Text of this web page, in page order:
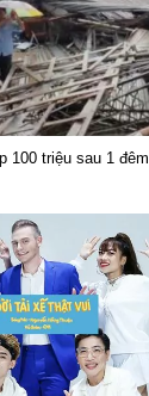
100 triệu sau 1 đêm